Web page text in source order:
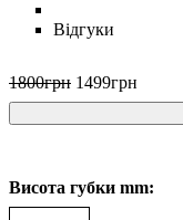
Відгуки
1800грн 1499грн
Висота губки mm: